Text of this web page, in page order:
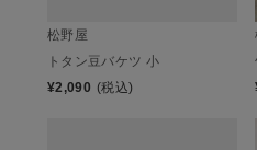
松野屋
トタン豆バケツ 小
¥2,090 (税込)